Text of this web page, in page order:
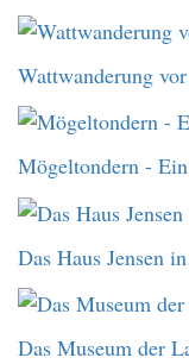
Wattwanderung
Mögeltondern -
Das Haus Jensen
Das Museum der